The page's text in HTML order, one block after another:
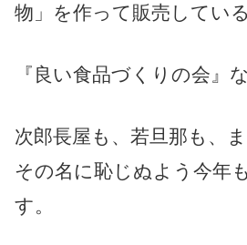
物」を作って販売してい
『良い食品づくりの会』
次郎長屋も、若旦那も、ま
その名に恥じぬよう今年
す。